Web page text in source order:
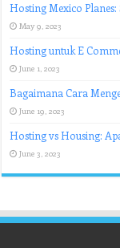
Hosting Mexico
May 9, 2023
Hosting untuk E
June 1, 2023
Bagaimana Cara
June 19, 2023
Hosting vs Housing:
June 3, 2023